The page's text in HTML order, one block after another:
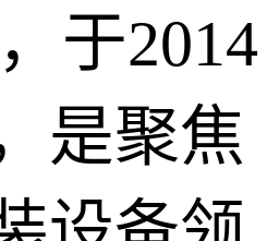
于2014
是聚焦